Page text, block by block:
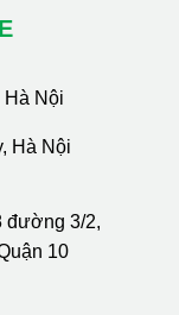
Nội
Hà Nội
đường 3/2,
10